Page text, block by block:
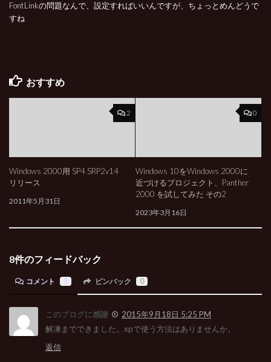
FontLinkの問題なんで、設定すればいいんですが、ちょっとめんどうで
すね
おすすめ
2
Windows 2000用 SP4 SRP2v14
リリース
2011年5月31日
0
Windows 10をWindows 2000に
近づけるプロジェクト、Panther
2000 を試してみた その2
2023年3月16日
8件のフィードバック
コメント ピンバック 0
このブログに感謝
2015年9月18日 5:25 PM
解凍までできました。xpで使う方法はありませんか。
返信